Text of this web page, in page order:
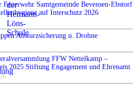
Samtgemeinde Bevensen-Ebstorf
auf Interschutz 2026
Absturzsicherung u. Drohne
FFW Nettelkamp –
2025 Stiftung Engagement und Ehrenamt